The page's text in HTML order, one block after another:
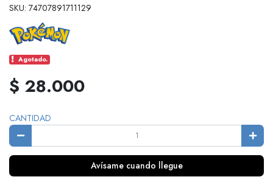
SKU: 74707891711129
Agotado.
$ 28.000
CANTIDAD
Avísame cuando llegue